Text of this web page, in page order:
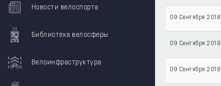
Новости велоспорта
Библиотека велосферы
Велоинфраструктура
09 Сентября 2018
09 Сентября 2018
09 Сентября 2018